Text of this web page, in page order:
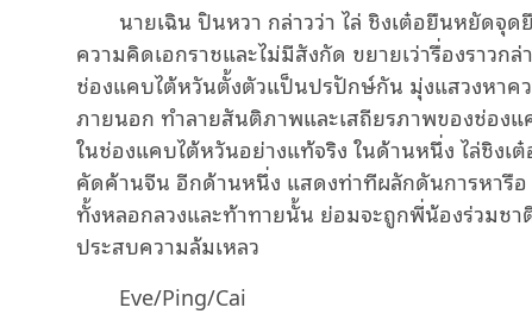
นายเฉิน ปินหวา กล่าวว่า ไล่ ชิงเต๋อยืนหยัดจุ
ความคิดเอกราชและไม่มีสังกัด ขยายเว่ารื่องราว
ช่องแคบไต้หวันตั้งตัวแป็นปรปักษ์กัน มุ่งแสวงหาค
ภายนอก ทำลายสันติภาพและเสถียรภาพของช่อง
ในช่องแคบไต้หวันอย่างแท้จริง ในด้านหนึ่ง ไล่ชิงเ
คัดค้านจีน อีกด้านหนึ่ง แสดงท่าทีผลักดันการหารื
ทั้งหลอกลวงและท้าทายนั้น ย่อมจะถูกพี่น้องร่วมช
ประสบความล้มเหลว
Eve/Ping/Cai